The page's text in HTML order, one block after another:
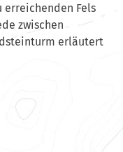
erreichenden Fels
zwischen
erläutert